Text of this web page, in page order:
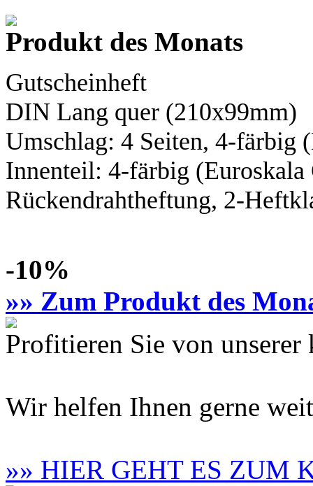
Produkt des Monats
Gutscheinheft
DIN Lang quer (210x99mm)
Umschlag: 4 Seiten, 4-färbig
Innenteil: 4-färbig
Rückendrahtheftung, 2-
-10%
»» Zum Produkt des
Profitieren Sie von unserer
Wir helfen Ihnen gerne
»» HIER GEHT ES ZUM